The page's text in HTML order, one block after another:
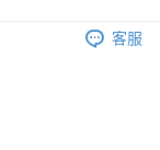
7天內取。逾期後
客服